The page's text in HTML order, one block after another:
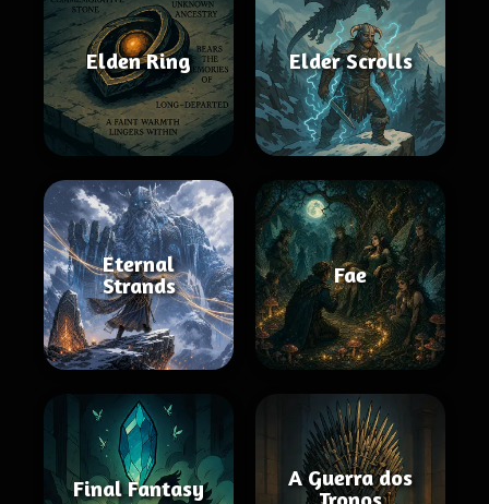
Elden Ring Elder Scrolls
Eternal
Strands
Fae
Final Fantasy
A Guerra dos